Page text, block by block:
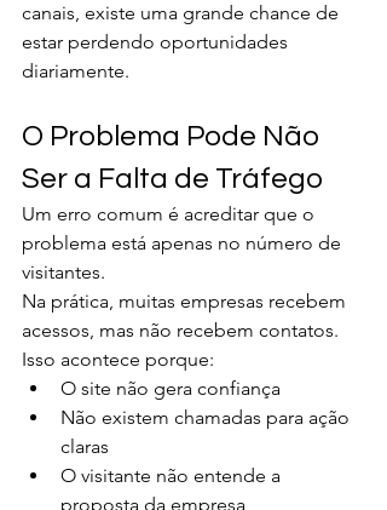
canais, existe uma grande chance de
estar perdendo oportunidades
diariamente.
O Problema Pode Não
Ser a Falta de Tráfego
Um erro comum é acreditar que o
problema está apenas no número de
visitantes.
Na prática, muitas empresas recebem
acessos, mas não recebem contatos.
Isso acontece porque:
O site não gera confiança
Não existem chamadas para ação
claras
O visitante não entende a
proposta da empresa